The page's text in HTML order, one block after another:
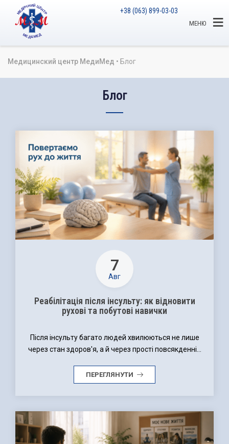
+38 (063) 899-03-03
МЕНЮ
Медицинский центр МедиМед • Блог
Блог
7
Авг
Реабілітація після інсульту: як відновити
рухові та побутові навички
Після інсульту багато людей хвилюються не лише
через стан здоров'я, а й через прості повсякденні...
ПЕРЕГЛЯНУТИ